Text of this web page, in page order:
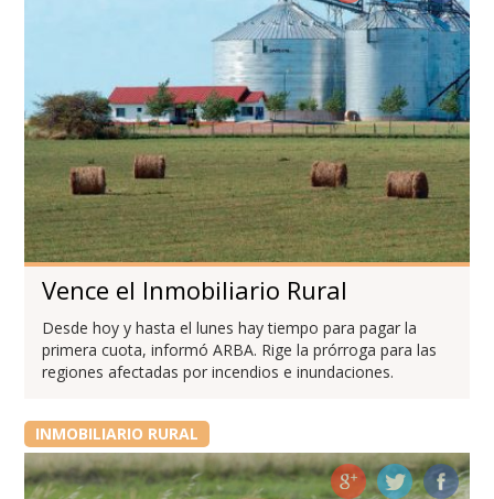
Vence el Inmobiliario Rural
Desde hoy y hasta el lunes hay tiempo para pagar la
primera cuota, informó ARBA. Rige la prórroga para las
regiones afectadas por incendios e inundaciones.
INMOBILIARIO RURAL